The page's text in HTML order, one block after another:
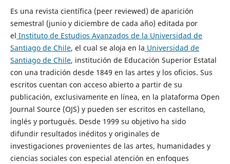
Es una revista científica (peer reviewed) de aparición
semestral (junio y diciembre de cada año) editada por
el Instituto de Estudios Avanzados de la Universidad de
Santiago de Chile, el cual se aloja en la Universidad de
Santiago de Chile, institución de Educación Superior Estatal
con una tradición desde 1849 en las artes y los oficios. Sus
escritos cuentan con acceso abierto a partir de su
publicación, exclusivamente en línea, en la plataforma Open
Journal Source (OJS) y pueden ser escritos en castellano,
inglés y portugués. Desde 1999 su objetivo ha sido
difundir resultados inéditos y originales de
investigaciones provenientes de las artes, humanidades y
ciencias sociales con especial atención en enfoques